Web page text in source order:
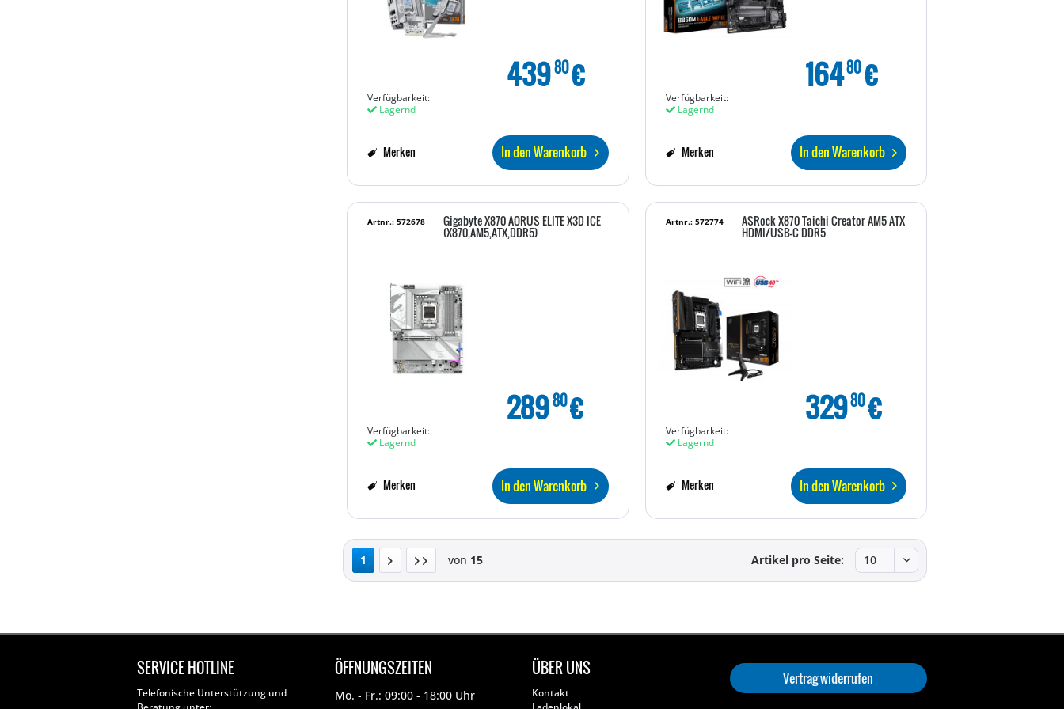
43980€
Verfügbarkeit:
Lagernd
In den Warenkorb
Merken
16480€
Verfügbarkeit:
Lagernd
In den Warenkorb
Merken
Gigabyte X870 AORUS ELITE X3D ICE
(X870,AM5,ATX,DDR5)
Artnr.: 572678
28980€
Verfügbarkeit:
Lagernd
In den Warenkorb
Merken
ASRock X870 Taichi Creator AM5 ATX
HDMI/USB-C DDR5
Artnr.: 572774
32980€
Verfügbarkeit:
Lagernd
In den Warenkorb
Merken
1 von 15 Artikel pro Seite:
SERVICE HOTLINE
Telefonische Unterstützung und
ÖFFNUNGSZEITEN
Mo. - Fr.: 09:00 - 18:00 Uhr
ÜBER UNS
Kontakt
Vertrag widerrufen